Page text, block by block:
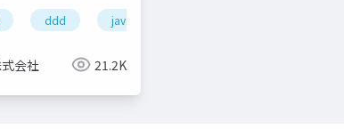
トマネージャー
ddd java
会社 21.2K